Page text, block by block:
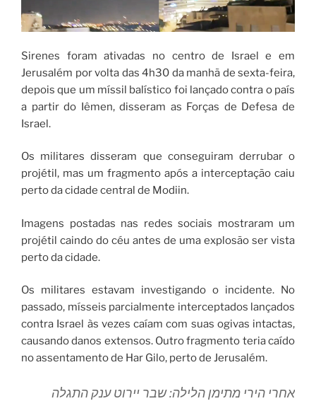
Sirenes foram ativadas no centro de Israel e em
Jerusalém por volta das 4h30 da manhã de sexta-feira,
depois que um míssil balístico foi lançado contra o país
a partir do Iêmen, disseram as Forças de Defesa de
Israel.
Os militares disseram que conseguiram derrubar o
projétil, mas um fragmento após a interceptação caiu
perto da cidade central de Modiin.
Imagens postadas nas redes sociais mostraram um
projétil caindo do céu antes de uma explosão ser vista
perto da cidade.
Os militares estavam investigando o incidente. No
passado, mísseis parcialmente interceptados lançados
contra Israel às vezes caíam com suas ogivas intactas,
causando danos extensos. Outro fragmento teria caído
no assentamento de Har Gilo, perto de Jerusalém.
אחרי הירי מתימן הלילה: שבר יירוט ענק התגלה